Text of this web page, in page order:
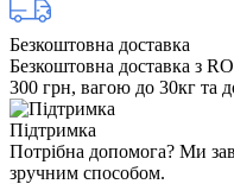
Безкоштовна доставка
Безкоштовна доставка з
300 грн, вагою до 30кг та
Підтримка
Потрібна допомога? Ми
зручним способом.